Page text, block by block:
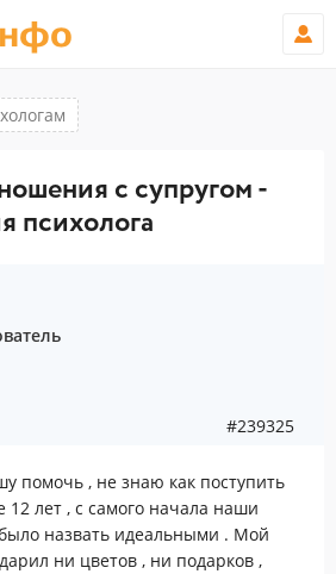
с супругом -
психолога
#239325
помочь , не знаю как поступить
12 лет , с самого начала наши
назвать идеальными . Мой
ни цветов , ни подарков ,